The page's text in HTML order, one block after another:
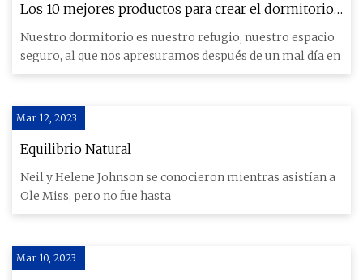
Los 10 mejores productos para crear el dormitorio
perfecto para ti
Nuestro dormitorio es nuestro refugio, nuestro espacio
seguro, al que nos apresuramos después de un mal día en
Mar 12, 2023
Equilibrio Natural
Neil y Helene Johnson se conocieron mientras asistían a
Ole Miss, pero no fue hasta
Mar 10, 2023